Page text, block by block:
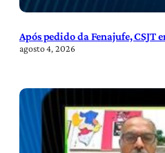
Após pedido da Fenajufe,
agosto 4, 2026